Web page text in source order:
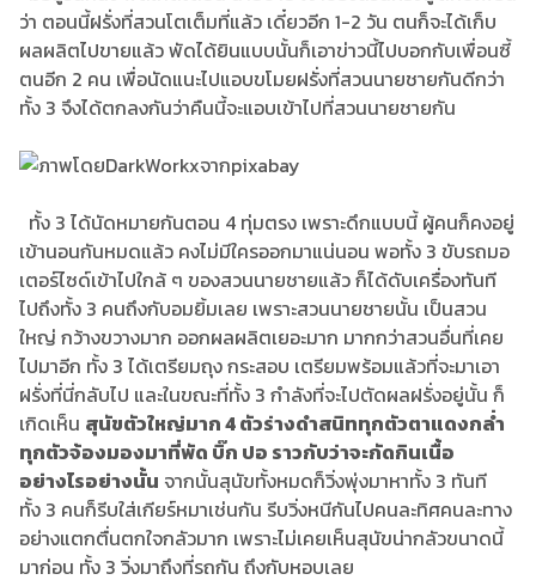
ว่า ตอนนี้ฝรั่งที่สวนโตเต็มที่แล้ว เดี๋ยวอีก 1-2 วัน ตนก็จะได้เก็บ
ผลผลิตไปขายแล้ว พัดได้ยินแบบนั้นก็เอาข่าวนี้ไปบอกกับเพื่อนซี้
ตนอีก 2 คน เพื่อนัดแนะไปแอบขโมยฝรั่งที่สวนนายชายกันดีกว่า
ทั้ง 3 จึงได้ตกลงกันว่าคืนนี้จะแอบเข้าไปที่สวนนายชายกัน
ทั้ง 3 ได้นัดหมายกันตอน 4 ทุ่มตรง เพราะดึกแบบนี้ ผู้คนก็คงอยู่
เข้านอนกันหมดแล้ว คงไม่มีใครออกมาแน่นอน พอทั้ง 3 ขับรถมอ
เตอร์ไซด์เข้าไปใกล้ ๆ ของสวนนายชายแล้ว ก็ได้ดับเครื่องทันที
ไปถึงทั้ง 3 คนถึงกับอมยิ้มเลย เพราะสวนนายชายนั้น เป็นสวน
ใหญ่ กว้างขวางมาก ออกผลผลิตเยอะมาก มากกว่าสวนอื่นที่เคย
ไปมาอีก ทั้ง 3 ได้เตรียมถุง กระสอบ เตรียมพร้อมแล้วที่จะมาเอา
ฝรั่งที่นี่กลับไป และในขณะที่ทั้ง 3 กำลังที่จะไปตัดผลฝรั่งอยู่นั้น ก็
เกิดเห็น สุนัขตัวใหญ่มาก 4 ตัวร่างดำสนิททุกตัวตาแดงกล่ำ
ทุกตัวจ้องมองมาที่พัด บิ๊ก ปอ ราวกับว่าจะกัดกินเนื้อ
อย่างไรอย่างนั้น จากนั้นสุนัขทั้งหมดก็วิ่งพุ่งมาหาทั้ง 3 ทันที
ทั้ง 3 คนก็รีบใส่เกียร์หมาเช่นกัน รีบวิ่งหนีกันไปคนละทิศคนละทาง
อย่างแตกตื่นตกใจกลัวมาก เพราะไม่เคยเห็นสุนัขน่ากลัวขนาดนี้
มาก่อน ทั้ง 3 วิ่งมาถึงที่รถกัน ถึงกับหอบเลย